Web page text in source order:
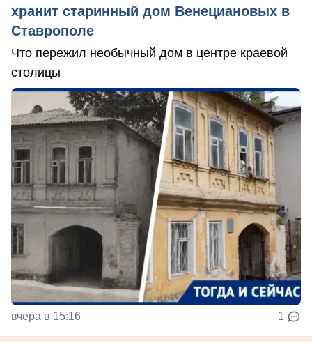
хранит старинный дом Венециановых в
Ставрополе
Что пережил необычный дом в центре краевой
столицы
вчера в 15:16 1